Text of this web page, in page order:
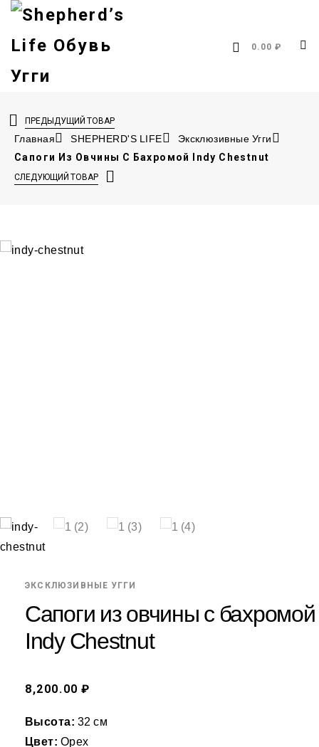
0.00 ₽
ПРЕДЫДУЩИЙ ТОВАР
Главная SHEPHERD'S LIFE
Эксклюзивные Угги
Сапоги Из Овчины С Бахромой Indy Chestnut
СЛЕДУЮЩИЙ ТОВАР
ЭКСКЛЮЗИВНЫЕ УГГИ
Сапоги из овчины с бахромой
Indy Chestnut
8,200.00 ₽
Высота: 32 см
Цвет: Орех